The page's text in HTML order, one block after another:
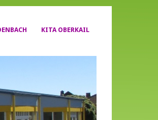
KITA OBERKAIL